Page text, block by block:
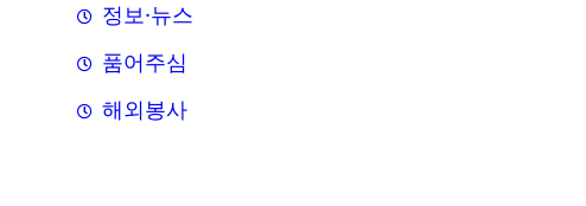
정보·뉴스
품어주심
해외봉사